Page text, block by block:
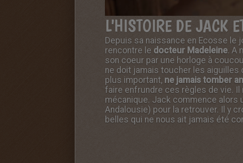
L'HISTOIRE DE JACK
Depuis sa naissance en Ecosse le
rencontre le docteur Madeleine. A
son coeur par une horloge à
ne doit jamais toucher les aiguilles
plus important, ne jamais tomber
faire enfrundre ces règles de vie.
mécanique. Jack commence alors
Andalousie) pour la retrouver. Il y
belles qui ne nous ait jamais été